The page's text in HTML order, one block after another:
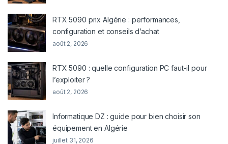
RTX 5090 prix Algérie : performances,
configuration et conseils d’achat
août 2, 2026
RTX 5090 : quelle configuration PC faut-il pour
l’exploiter ?
août 2, 2026
Informatique DZ : guide pour bien choisir son
équipement en Algérie
juillet 31, 2026